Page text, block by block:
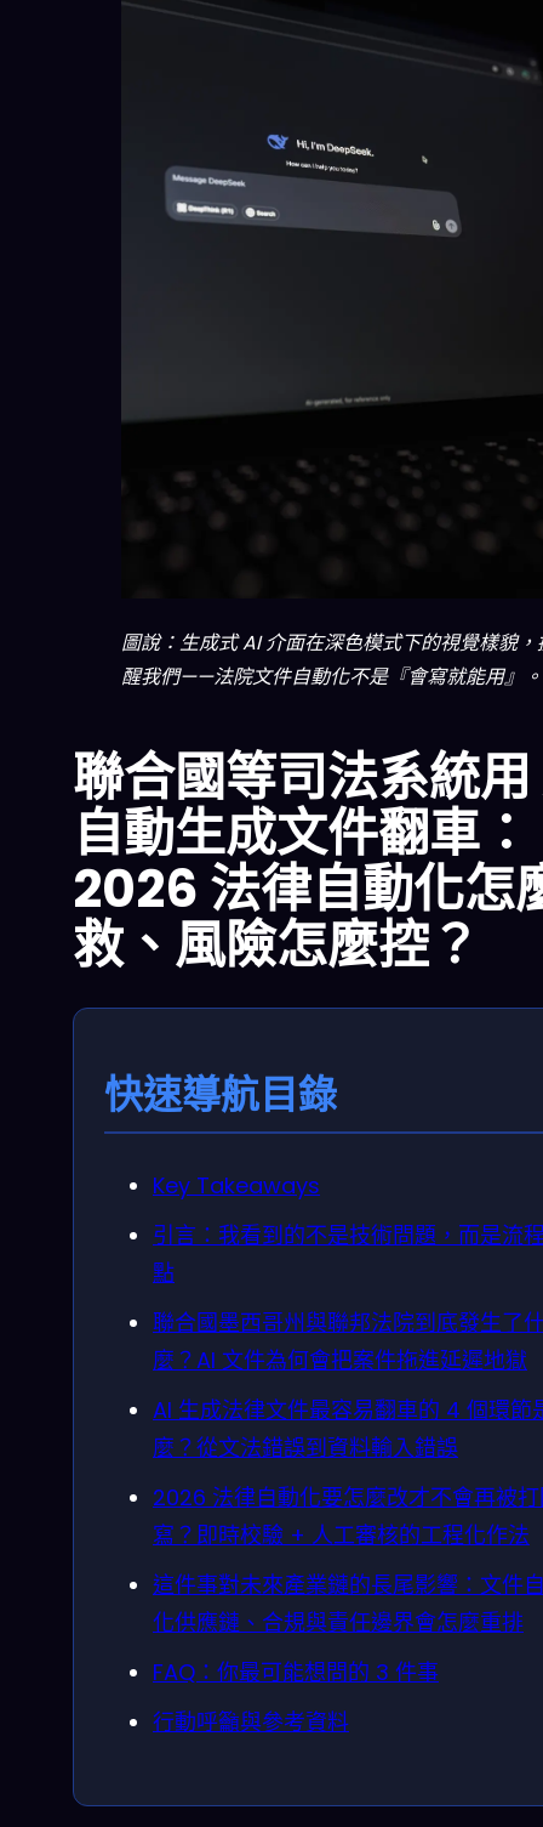
圖說：生成式 AI 介面在深色模式下的視覺樣貌，
醒我們——法院文件自動化不是『會寫就能用』。
聯合國等司法系統
自動生成文件翻車：
2026 法律自動化怎
救、風險怎麼控？
快速導航目錄
Key Takeaways
引言：我看到的不是技術問題，而是流
點
聯合國墨西哥州與聯邦法院到底發生了
麼？AI 文件為何會把案件拖進延遲地獄
AI 生成法律文件最容易翻車的 4 個環節
麼？從文法錯誤到資料輸入錯誤
2026 法律自動化要怎麼改才不會再被
寫？即時校驗 + 人工審核的工程化作法
這件事對未來產業鏈的長尾影響：文件
化供應鏈、合規與責任邊界會怎麼重排
FAQ：你最可能想問的 3 件事
行動呼籲與參考資料